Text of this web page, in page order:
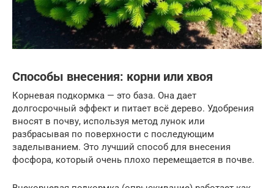
Способы внесения: корни или хвоя
Корневая подкормка — это база. Она дает
долгосрочный эффект и питает всё дерево. Удобрения
вносят в почву, используя метод лунок или
разбрасывая по поверхности с последующим
заделыванием. Это лучший способ для внесения
фосфора, который очень плохо перемещается в почве.